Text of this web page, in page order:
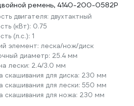
ремень, 4140-200-0582P
двигателя: двухтактный
(кВт): 0.75
(л.с.): 1
элемент: леска/нож/диск
диаметр: 25.4 мм
лески: 2.4/3.0 мм
скашивания для диска: 230 мм
скашивания для лески: 550 мм
скашивания для ножа: 230 мм